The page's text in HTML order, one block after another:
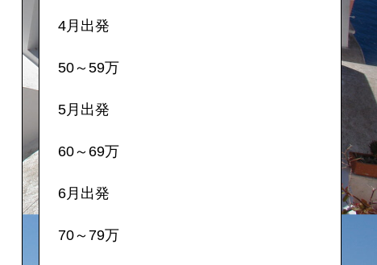
4月出発
50～59万
5月出発
60～69万
6月出発
70～79万